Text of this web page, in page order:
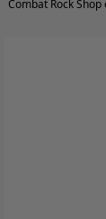
Combat Rock